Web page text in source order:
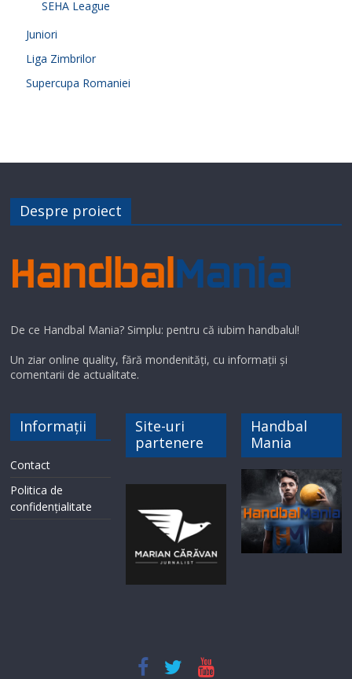
SEHA League
Juniori
Liga Zimbrilor
Supercupa Romaniei
Despre proiect
De ce Handbal Mania? Simplu: pentru că iubim handbalul!
Un ziar online quality, fără mondenități, cu informații și
comentarii de actualitate.
Informații
Contact
Politica de
confidențialitate
Site-uri
partenere
Handbal
Mania